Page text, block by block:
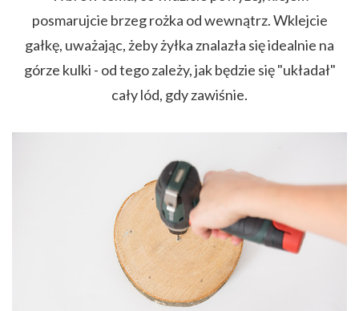
posmarujcie brzeg rożka od wewnątrz. Wklejcie
gałkę, uważając, żeby żyłka znalazła się idealnie na
górze kulki - od tego zależy, jak będzie się "układał"
cały lód, gdy zawiśnie.